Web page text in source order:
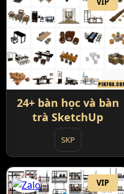
24+ bàn học và bàn
trà SketchUp
SKP
VIP